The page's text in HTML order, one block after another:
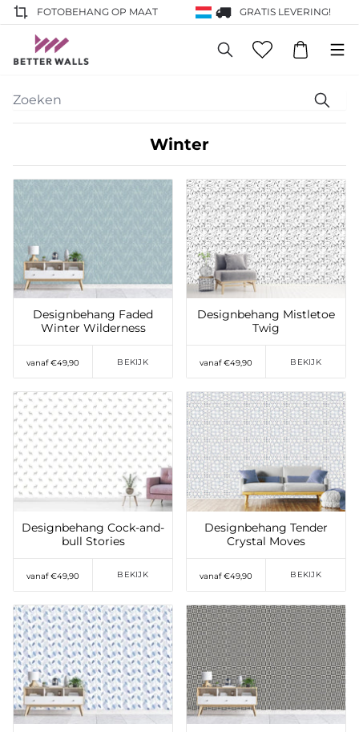
FOTOBEHANG OP MAAT GRATIS LEVERING!
Winter
Toevoegen aan
verlanglijst
Designbehang Faded
Winter Wilderness
vanaf €49,90 BEKIJK
Toevoegen aan
verlanglijst
Designbehang Mistletoe
Twig
vanaf €49,90 BEKIJK
Toevoegen aan
verlanglijst
Designbehang Cock-and-
bull Stories
vanaf €49,90 BEKIJK
Toevoegen aan
verlanglijst
Designbehang Tender
Crystal Moves
vanaf €49,90 BEKIJK
Toevoegen aan
verlanglijst
Toevoegen aan
verlanglijst